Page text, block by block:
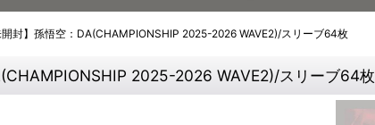
開封】孫悟空：DA(CHAMPIONSHIP 2025-2026 WAVE2)/スリーブ64枚
2025-2026 WAVE2)/スリーブ64枚